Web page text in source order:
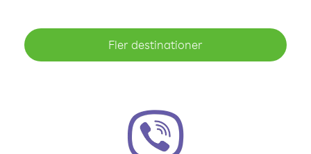
Fler destinationer